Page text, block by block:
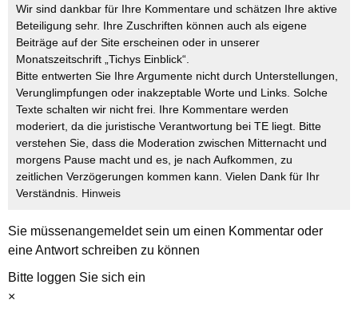
Wir sind dankbar für Ihre Kommentare und schätzen Ihre aktive
Beteiligung sehr. Ihre Zuschriften können auch als eigene
Beiträge auf der Site erscheinen oder in unserer
Monatszeitschrift „Tichys Einblick“.
Bitte entwerten Sie Ihre Argumente nicht durch Unterstellungen,
Verunglimpfungen oder inakzeptable Worte und Links. Solche
Texte schalten wir nicht frei. Ihre Kommentare werden
moderiert, da die juristische Verantwortung bei TE liegt. Bitte
verstehen Sie, dass die Moderation zwischen Mitternacht und
morgens Pause macht und es, je nach Aufkommen, zu
zeitlichen Verzögerungen kommen kann. Vielen Dank für Ihr
Verständnis. Hinweis
Sie müssenangemeldetsein um einen Kommentar oder
eine Antwort schreiben zu können
Bitte loggen Sie sich ein
×